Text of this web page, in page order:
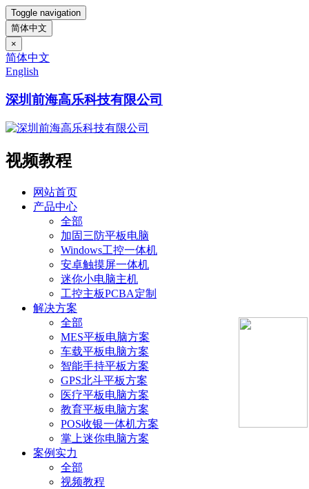
Toggle navigation
简体中文
×
简体中文
English
深圳前海高乐科技有限公司
视频教程
网站首页
产品中心
全部
加固三防平板电脑
Windows工控一体机
安卓触摸屏一体机
迷你小电脑主机
工控主板PCBA定制
解决方案
全部
MES平板电脑方案
车载平板电脑方案
智能手持平板方案
GPS北斗平板方案
医疗平板电脑方案
教育平板电脑方案
POS收银一体机方案
掌上迷你电脑方案
案例实力
全部
视频教程